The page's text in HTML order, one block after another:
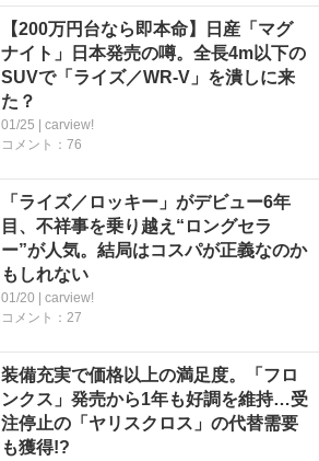
【200万円台なら即本命】日産「マグ
ナイト」日本発売の噂。全長4m以下の
SUVで「ライズ／WR-V」を潰しに来
た？
01/25 | carview!
コメント：76
「ライズ／ロッキー」がデビュー6年
目、不祥事を乗り越え“ロングセラ
ー”が人気。結局はコスパが正義なのか
もしれない
01/20 | carview!
コメント：27
装備充実で価格以上の満足度。「フロ
ンクス」発売から1年も好調を維持…受
注停止の「ヤリスクロス」の代替需要
も獲得!?